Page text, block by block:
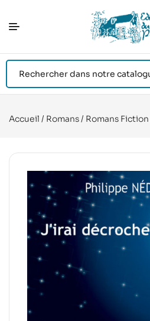
Accueil / Romans/ Romans Fiction